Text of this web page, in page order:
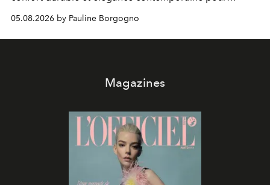
accompagner les explorations du quotidien.
05.08.2026 by Pauline Borgogno
Magazines